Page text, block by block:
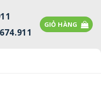
GIỎ HÀNG